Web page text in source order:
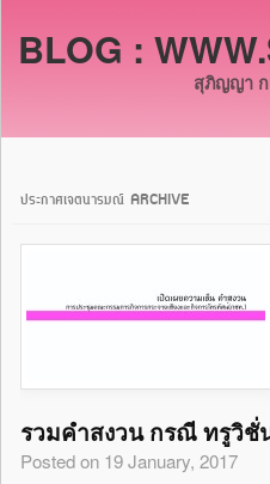
BLOG :
สุภิญญา
ประกาศเจตนารมณ์ ARCHIVE
รวมคำสงวน กรณี ทรูวิชั่
Posted on 19 January, 2017